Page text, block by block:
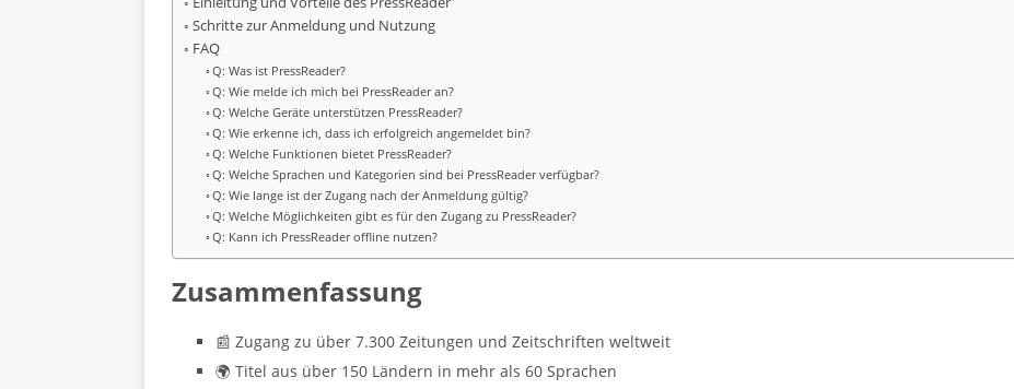
Schritte zur Anmeldung und Nutzung
FAQ
Q: Was ist PressReader?
Q: Wie melde ich mich bei PressReader an?
Q: Welche Geräte unterstützen PressReader?
Q: Wie erkenne ich, dass ich erfolgreich angemeldet bin?
Q: Welche Funktionen bietet PressReader?
Q: Welche Sprachen und Kategorien sind bei PressReader verfügbar?
Q: Wie lange ist der Zugang nach der Anmeldung gültig?
Q: Welche Möglichkeiten gibt es für den Zugang zu PressReader?
Q: Kann ich PressReader offline nutzen?
Zusammenfassung
📰 Zugang zu über 7.300 Zeitungen und Zeitschriften weltweit
🌍 Titel aus über 150 Ländern in mehr als 60 Sprachen